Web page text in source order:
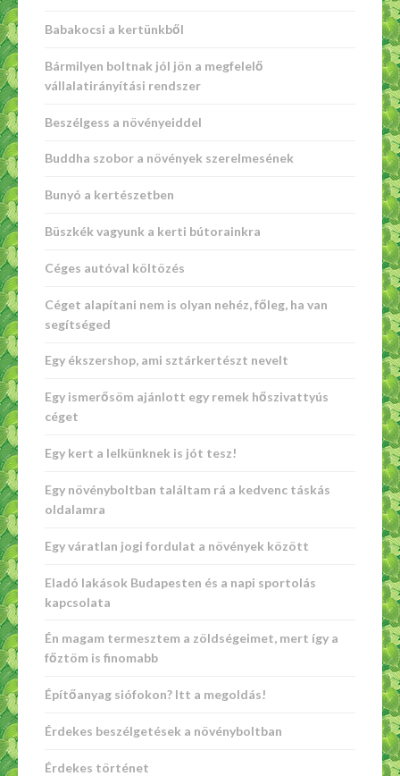
Babakocsi a kertünkből
Bármilyen boltnak jól jön a megfelelő
vállalatirányítási rendszer
Beszélgess a növényeiddel
Buddha szobor a növények szerelmesének
Bunyó a kertészetben
Büszkék vagyunk a kerti bútorainkra
Céges autóval költözés
Céget alapítani nem is olyan nehéz, főleg, ha van
segítséged
Egy ékszershop, ami sztárkertészt nevelt
Egy ismerősöm ajánlott egy remek hőszivattyús
céget
Egy kert a lelkünknek is jót tesz!
Egy növényboltban találtam rá a kedvenc táskás
oldalamra
Egy váratlan jogi fordulat a növények között
Eladó lakások Budapesten és a napi sportolás
kapcsolata
Én magam termesztem a zöldségeimet, mert így a
főztöm is finomabb
Építőanyag siófokon? Itt a megoldás!
Érdekes beszélgetések a növényboltban
Érdekes történet